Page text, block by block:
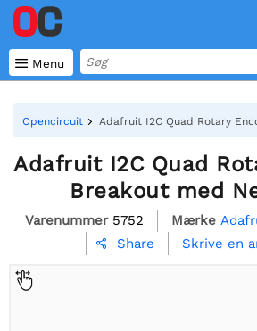
 Menu
Opencircuit Adafruit I2C Quad Rotary
Adafruit I2C Quad
Breakout med
Varenummer 5752 Mærke
 Share Skrive en